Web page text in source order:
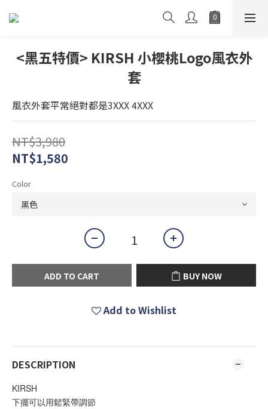
<黑五特價> KIRSH 小櫻桃Logo風衣外
套
風衣外套平常絕對都是3XXX 4XXX
NT$3,980
NT$1,580
Color
ADD TO CART BUY NOW
Add to Wishlist
DESCRIPTION
KIRSH
下擺可以用鬆緊帶調節